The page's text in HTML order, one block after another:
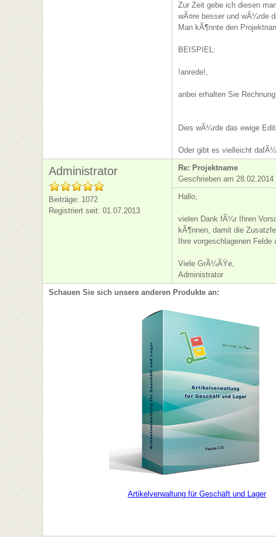
Zur Zeit gebe ich diesen
wÃ¤re besser und wÃ¼rde
Man kÃ¶nnte den
BEISPIEL:
!anrede!,
anbei erhalten Sie
Dies wÃ¼rde das ewige
Oder gibt es vielleicht
Administrator
Beiträge: 1072
Registriert seit: 01.07.2013
Re: Projektname
Geschrieben am
Hallo,
vielen Dank fÃ¼r Ihren
kÃ¶nnen, damit die
Ihre vorgeschlagenen
Viele GrÃ¼ÃŸe,
Administrator
Schauen Sie sich unsere anderen Produkte an:
Artikelverwaltung für Geschäft und Lager